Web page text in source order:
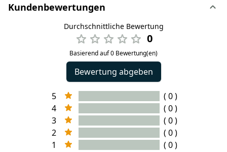
Kundenbewertungen
Durchschnittliche Bewertung
0
Basierend auf 0 Bewertung(en)
Bewertung abgeben
5
( 0 )
4
( 0 )
3
( 0 )
2
( 0 )
1
( 0 )